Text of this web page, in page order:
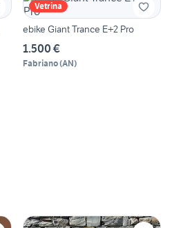
Vetrina
ebike Giant Trance E+2 Pro
1.500 €
Fabriano(AN)